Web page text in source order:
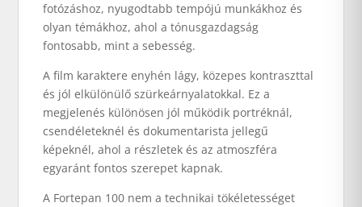
fotózáshoz, nyugodtabb tempójú munkákhoz és
olyan témákhoz, ahol a tónusgazdagság
fontosabb, mint a sebesség.
A film karaktere enyhén lágy, közepes kontraszttal
és jól elkülönülő szürkeárnyalatokkal. Ez a
megjelenés különösen jól működik portréknál,
csendéleteknél és dokumentarista jellegű
képeknél, ahol a részletek és az atmoszféra
egyaránt fontos szerepet kapnak.
A Fortepan 100 nem a technikai tökéletességet